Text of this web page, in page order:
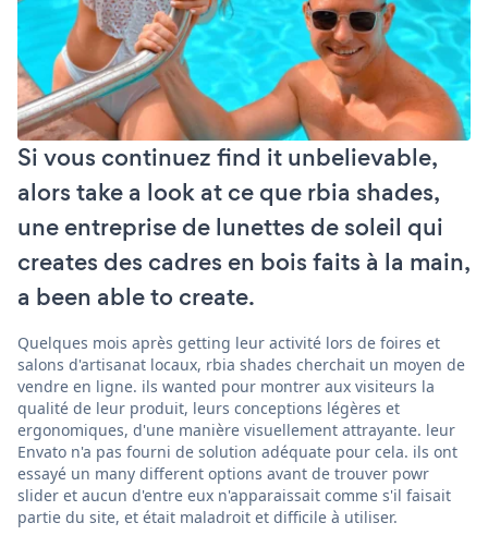
Si vous continuez find it unbelievable,
alors take a look at ce que rbia shades,
une entreprise de lunettes de soleil qui
creates des cadres en bois faits à la main,
a been able to create.
Quelques mois après getting leur activité lors de foires et
salons d'artisanat locaux, rbia shades cherchait un moyen de
vendre en ligne. ils wanted pour montrer aux visiteurs la
qualité de leur produit, leurs conceptions légères et
ergonomiques, d'une manière visuellement attrayante. leur
Envato n'a pas fourni de solution adéquate pour cela. ils ont
essayé un many different options avant de trouver powr
slider et aucun d'entre eux n'apparaissait comme s'il faisait
partie du site, et était maladroit et difficile à utiliser.